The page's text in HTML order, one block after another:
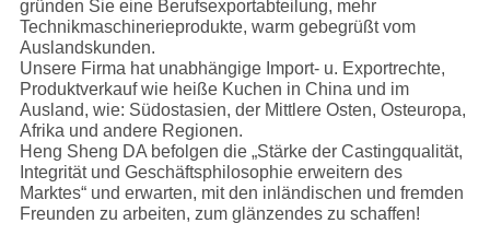
TRETEN
SIE
MIT
UNS
IN
VERBINDUNG
gründen Sie eine Berufsexportabteilung, mehr
Technikmaschinerieprodukte, warm gebegrüßt vom
Auslandskunden.
Unsere Firma hat unabhängige Import- u. Exportrechte,
Produktverkauf wie heiße Kuchen in China und im
Ausland, wie: Südostasien, der Mittlere Osten, Osteuropa,
Afrika und andere Regionen.
Heng Sheng DA befolgen die „Stärke der Castingqualität,
Integrität und Geschäftsphilosophie erweitern des
Marktes“ und erwarten, mit den inländischen und fremden
Freunden zu arbeiten, zum glänzendes zu schaffen!